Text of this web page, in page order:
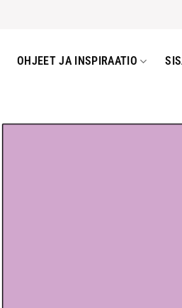
OHJEET JA INSPIRAATIO